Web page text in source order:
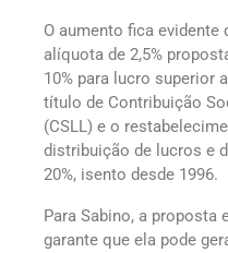
O aumento fica evidente
alíquota de 2,5%
10% para lucro superior
título de Contribuição
(CSLL) e o
distribuição de lucros e
20%, isento desde 1996.
Para Sabino, a proposta
garante que ela pode